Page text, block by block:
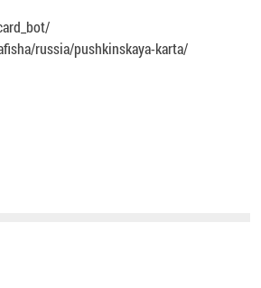
russia/pushkinskaya-karta/